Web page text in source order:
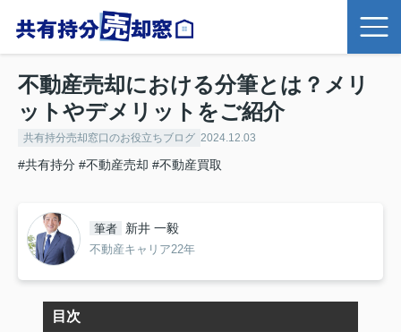
不動産売却における分筆とは？メリ
ットやデメリットをご紹介
共有持分売却窓口のお役立ちブログ 2024.12.03
#共有持分 #不動産売却 #不動産買取
筆者 新井 一毅
不動産キャリア22年
目次